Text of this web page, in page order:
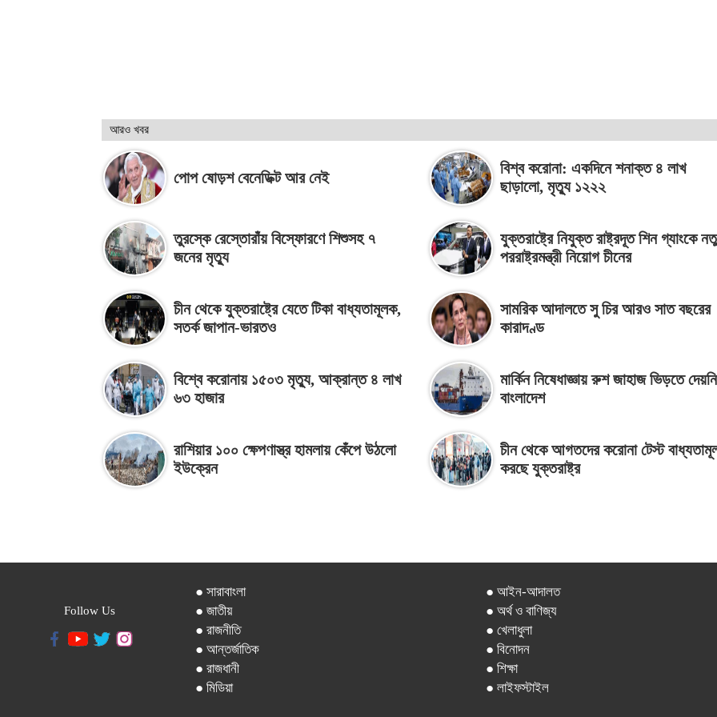
আরও খবর
পোপ ষোড়শ বেনেডিক্ট আর নেই
বিশ্ব করোনা: একদিনে শনাক্ত ৪ লাখ
ছাড়ালো, মৃত্যু ১২২২
তুরস্কে রেস্তোরাঁয় বিস্ফোরণে শিশুসহ ৭
জনের মৃত্যু
যুক্তরাষ্ট্রে নিযুক্ত রাষ্ট্রদূত শিন গ্যাংকে
পররাষ্ট্রমন্ত্রী নিয়োগ চীনের
চীন থেকে যুক্তরাষ্ট্রে যেতে টিকা বাধ্যতামূলক,
সতর্ক জাপান-ভারতও
সামরিক আদালতে সু চির আরও সাত বছরের
কারাদণ্ড
বিশ্বে করোনায় ১৫০৩ মৃত্যু, আক্রান্ত ৪ লাখ
৬৩ হাজার
মার্কিন নিষেধাজ্ঞায় রুশ জাহাজ ভিড়তে দেয়নি
বাংলাদেশ
রাশিয়ার ১০০ ক্ষেপণাস্ত্র হামলায় কেঁপে উঠলো
ইউক্রেন
চীন থেকে আগতদের করোনা টেস্ট
করছে যুক্তরাষ্ট্র
Follow Us
● সারাবাংলা
● জাতীয়
● রাজনীতি
● আন্তর্জাতিক
● রাজধানী
● মিডিয়া
● আইন-আদালত
● অর্থ ও বাণিজ্য
● খেলাধুলা
● বিনোদন
● শিক্ষা
● লাইফস্টাইল